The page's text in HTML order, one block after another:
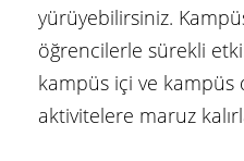
yürüyebilirsiniz.
öğrencilerle sürekli
kampüs içi ve kampüs
aktivitelere maruz